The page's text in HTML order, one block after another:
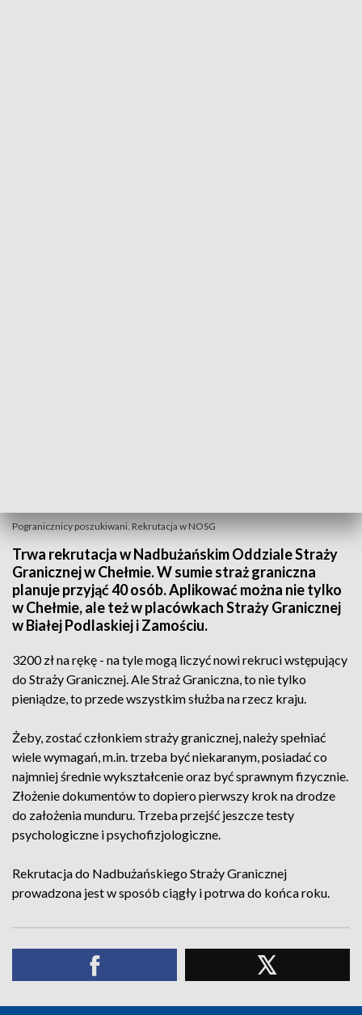
Pogranicznicy poszukiwani. Rekrutacja w NOSG
Trwa rekrutacja w Nadbużańskim Oddziale Straży
Granicznej w Chełmie. W sumie straż graniczna
planuje przyjąć 40 osób. Aplikować można nie tylko
w Chełmie, ale też w placówkach Straży Granicznej
w Białej Podlaskiej i Zamościu.
3200 zł na rękę - na tyle mogą liczyć nowi rekruci wstępujący
do Straży Granicznej. Ale Straż Graniczna, to nie tylko
pieniądze, to przede wszystkim służba na rzecz kraju.
Żeby, zostać członkiem straży granicznej, należy spełniać
wiele wymagań, m.in. trzeba być niekaranym, posiadać co
najmniej średnie wykształcenie oraz być sprawnym fizycznie.
Złożenie dokumentów to dopiero pierwszy krok na drodze
do założenia munduru. Trzeba przejść jeszcze testy
psychologiczne i psychofizjologiczne.
Rekrutacja do Nadbużańskiego Straży Granicznej
prowadzona jest w sposób ciągły i potrwa do końca roku.